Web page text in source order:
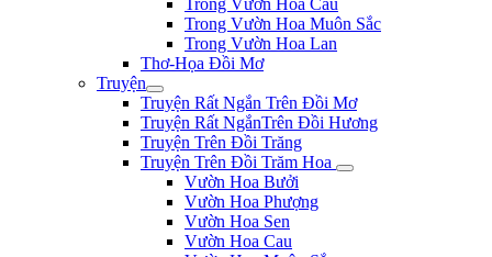
Trong Vườn Hoa Cau
Trong Vườn Hoa Muôn Sắc
Trong Vườn Hoa Lan
Thơ-Họa Đồi Mơ
Truyện
Truyện Rất Ngắn Trên Đồi Mơ
Truyện Rất NgắnTrên Đồi Hương
Truyện Trên Đồi Trăng
Truyện Trên Đồi Trăm Hoa
Vườn Hoa Bưởi
Vườn Hoa Phượng
Vườn Hoa Sen
Vườn Hoa Cau